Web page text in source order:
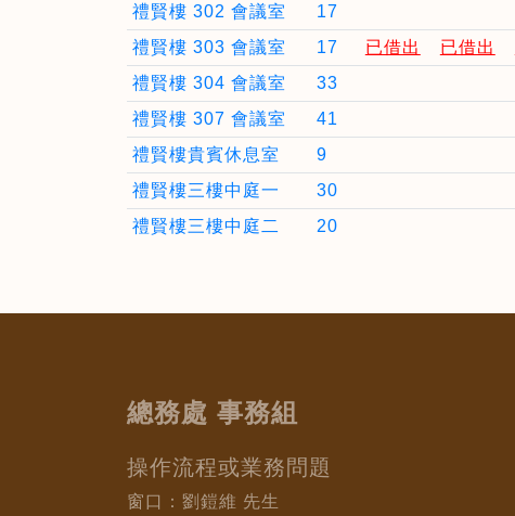
禮賢樓 302 會議室
17
禮賢樓 303 會議室
17 已借出 已借出
禮賢樓 304 會議室
33
禮賢樓 307 會議室
41
禮賢樓貴賓休息室
9
禮賢樓三樓中庭一
30
禮賢樓三樓中庭二
20
總務處 事務組
操作流程或業務問題
窗口：劉鎧維 先生